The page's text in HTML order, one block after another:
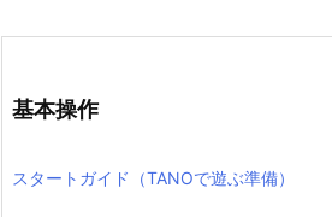
基本操作
スタートガイド（TANOで遊ぶ準備）